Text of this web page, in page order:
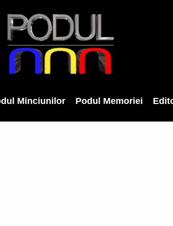
Minciunilor Podul Memoriei